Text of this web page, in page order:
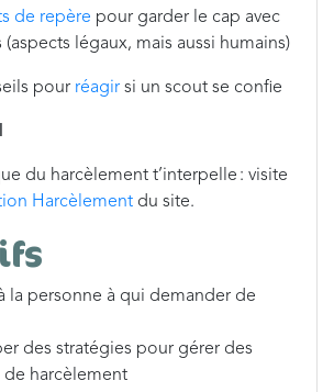
de repère pour garder le cap avec
(aspects légaux, mais aussi humains)
pour réagir si un scout se confie
du harcèlement t’interpelle : visite
Harcèlement du site.
la personne à qui demander de
des stratégies pour gérer des
de harcèlement